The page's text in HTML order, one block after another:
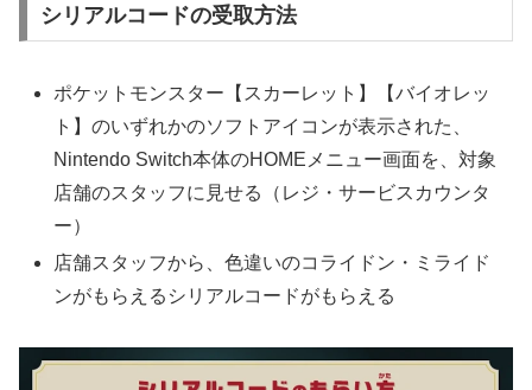
シリアルコードの受取方法
ポケットモンスター【スカーレット】【バイオレッ
ト】のいずれかのソフトアイコンが表示された、
Nintendo Switch本体のHOMEメニュー画面を、対象
店舗のスタッフに見せる（レジ・サービスカウンタ
ー）
店舗スタッフから、色違いのコライドン・ミライド
ンがもらえるシリアルコードがもらえる